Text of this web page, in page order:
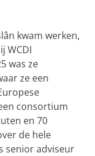
kwam werken,
WCDI
was ze
ze een
consortium
en 70
de hele
senior adviseur